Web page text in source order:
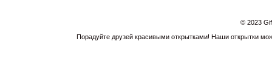
© 2023
Порадуйте друзей красивыми открытками! Наши открытки